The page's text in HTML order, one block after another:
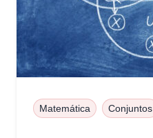
Matemática Conjuntos